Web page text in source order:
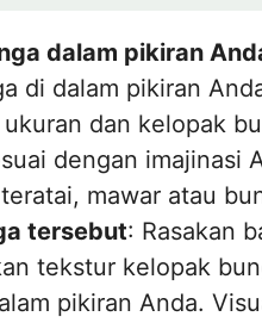
dalam pikiran
di dalam pikiran
dan kelopak
dengan imajinasi
mawar atau
tersebut: Rasakan
tekstur kelopak
pikiran Anda.